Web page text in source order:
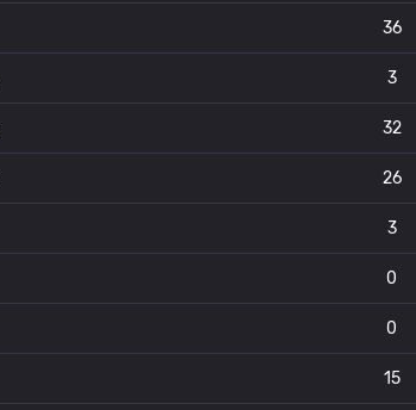
36
3
32
26
3
0
0
15